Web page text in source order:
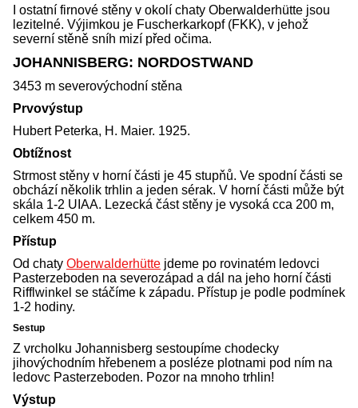
I ostatní firnové stěny v okolí chaty Oberwalderhütte jsou
lezitelné. Výjimkou je Fuscherkarkopf (FKK), v jehož
severní stěně sníh mizí před očima.
JOHANNISBERG: NORDOSTWAND
3453 m severovýchodní stěna
Prvovýstup
Hubert Peterka, H. Maier. 1925.
Obtížnost
Strmost stěny v horní části je 45 stupňů. Ve spodní části se
obchází několik trhlin a jeden sérak. V horní části může být
skála 1-2 UIAA. Lezecká část stěny je vysoká cca 200 m,
celkem 450 m.
Přístup
Od chaty Oberwalderhütte jdeme po rovinatém ledovci
Pasterzeboden na severozápad a dál na jeho horní části
Rifflwinkel se stáčíme k západu. Přístup je podle podmínek
1-2 hodiny.
Sestup
Z vrcholku Johannisberg sestoupíme chodecky
jihovýchodním hřebenem a posléze plotnami pod ním na
ledovc Pasterzeboden. Pozor na mnoho trhlin!
Výstup